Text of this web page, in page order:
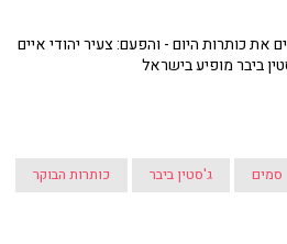
את כותרות היום - והפעם: צעיר יהודי איים
ביבר מופיע בישראל
סמים ג'סטין ביבר כותרות הבוקר